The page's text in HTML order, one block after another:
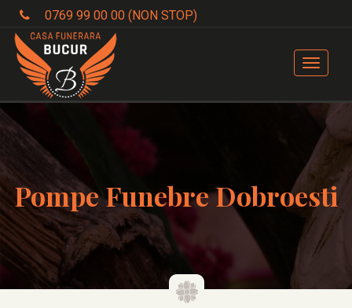
0769 99 00 00 (NON STOP)
Toggle
Pompe Funebre Dobroesti